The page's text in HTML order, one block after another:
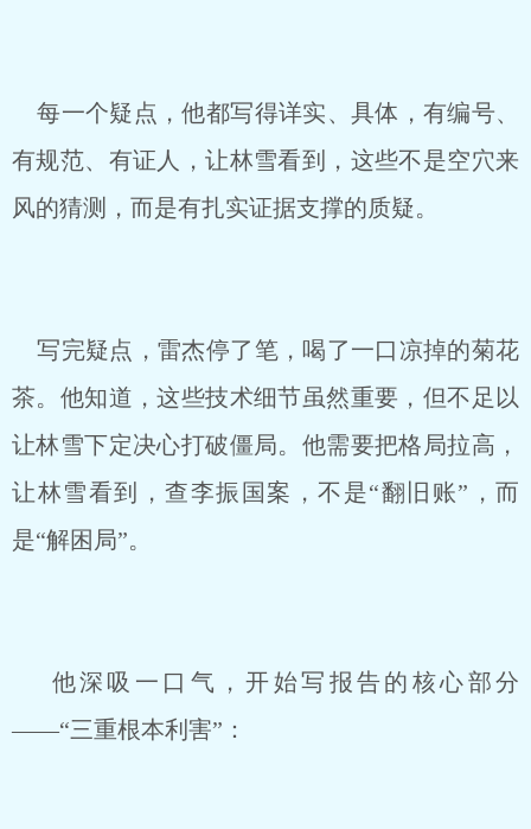
每一个疑点，他都写得详实、具体，有编号、
有规范、有证人，让林雪看到，这些不是空穴来
风的猜测，而是有扎实证据支撑的质疑。
写完疑点，雷杰停了笔，喝了一口凉掉的菊花
茶。他知道，这些技术细节虽然重要，但不足以
让林雪下定决心打破僵局。他需要把格局拉高，
让林雪看到，查李振国案，不是“翻旧账”，而
是“解困局”。
他深吸一口气，开始写报告的核心部分
——“三重根本利害”：